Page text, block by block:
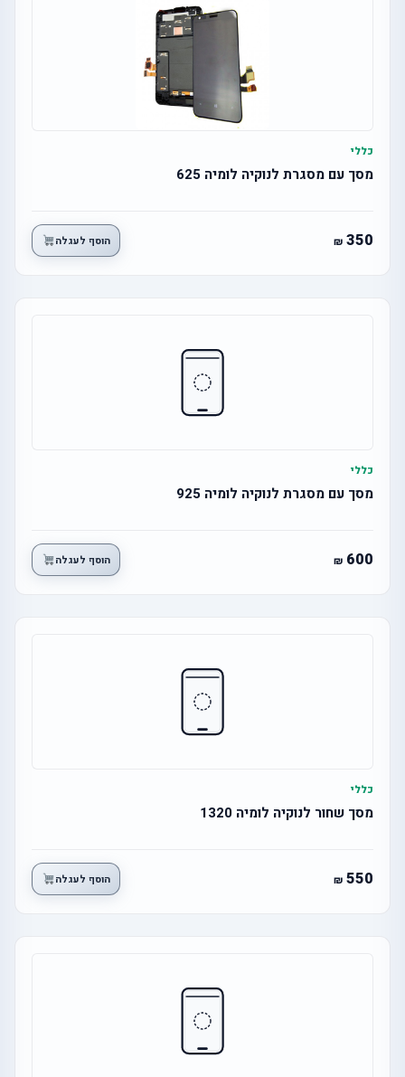
כללי
מסך עם מסגרת לנוקיה לומיה 625
350 הוסף לעגלה
כללי
מסך עם מסגרת לנוקיה לומיה 925
600 הוסף לעגלה
כללי
מסך שחור לנוקיה לומיה 1320
550 הוסף לעגלה